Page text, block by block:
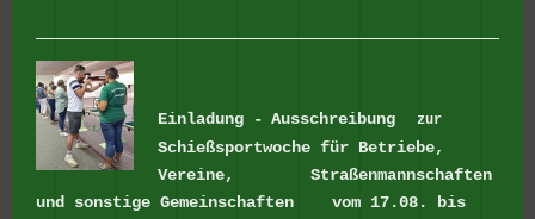
Einladung - Ausschreibung zur
Schießsportwoche für Betriebe,
Vereine, Straßenmannschaften
und sonstige Gemeinschaften
vom 17.08. bis